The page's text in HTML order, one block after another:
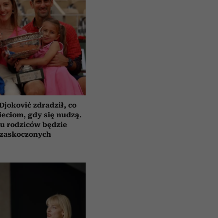
zdradził, co
gdy się nudzą.
rodziców będzie